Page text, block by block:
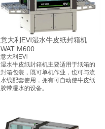
意大利EVI湿水牛皮纸封箱机
WAT M600
意大利EVI
湿水牛皮纸封箱机主要适用于纸箱的
封箱包装，既可单机作业，也可与流
水线配套使用，拥有可自动使牛皮纸
胶带湿水的设备。